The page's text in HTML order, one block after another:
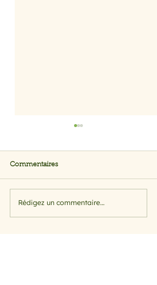
Moussaka minceur aux
aubergines
Commentaires
Rédigez un commentaire...